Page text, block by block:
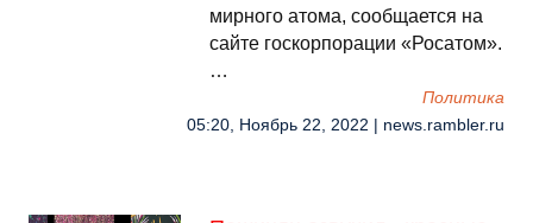
мирного атома, сообщается на
сайте госкорпорации «Росатом».
…
Политика
05:20, Ноябрь 22, 2022 | news.rambler.ru